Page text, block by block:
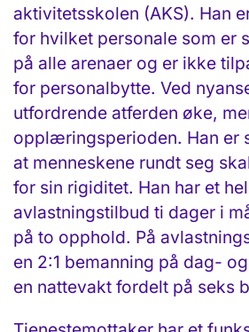
aktivitetsskolen (AKS). Han
for hvilket personale som er
på alle arenaer og er ikke
for personalbytte. Ved
utfordrende atferden øke,
opplæringsperioden. Han er
at menneskene rundt seg
for sin rigiditet. Han har et
avlastningstilbud ti dager i
på to opphold. På
en 2:1 bemanning på dag-
en nattevakt fordelt på seks